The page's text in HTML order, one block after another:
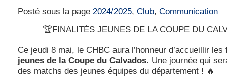
Posté sous la page 2024/2025, Club, Communication
🏆FINALITÉS JEUNES DE LA COUPE DU
Ce jeudi 8 mai, le CHBC aura l’honneur d’accueillir les
jeunes de la Coupe du Calvados. Une journée qui
des matchs des jeunes équipes du département ! 🔥